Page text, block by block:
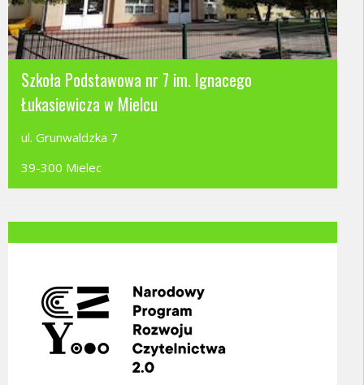
Szkoła Podstawowa nr 7 im. Ignacego
Łukasiewicza w Mielcu
ul. Grunwaldzka 7
39-300 Mielec